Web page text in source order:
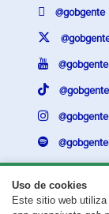
Uso de cookies
Este sitio web
@gobgente
@gobgente
@gobgente
@gobgente
@gobgente
¿Existe algún